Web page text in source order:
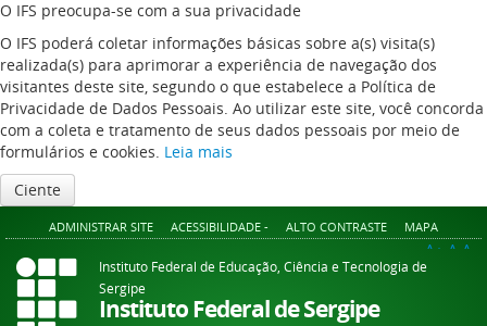
O IFS preocupa-se com a sua privacidade
O IFS poderá coletar informações básicas sobre a(s) visita(s)
realizada(s) para aprimorar a experiência de navegação dos
visitantes deste site, segundo o que estabelece a Política de
Privacidade de Dados Pessoais. Ao utilizar este site, você concorda
com a coleta e tratamento de seus dados pessoais por meio de
formulários e cookies. Leia mais
Ciente
ADMINISTRAR SITE ACESSIBILIDADE - ALTO CONTRASTE MAPA
A+ A A-
Instituto Federal de Educação, Ciência e Tecnologia de
Sergipe
Instituto Federal de Sergipe